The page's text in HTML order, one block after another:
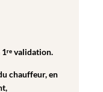
validation.
chauffeur, en